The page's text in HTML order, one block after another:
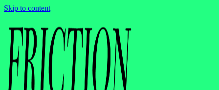
Skip to content